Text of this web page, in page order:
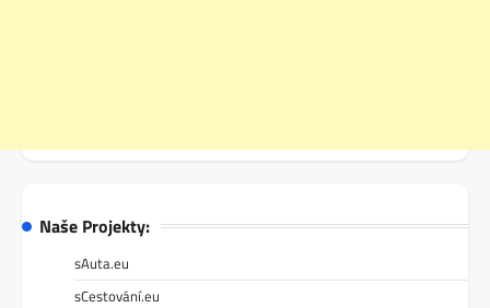
Naše Projekty:
sAuta.eu
sCestování.eu